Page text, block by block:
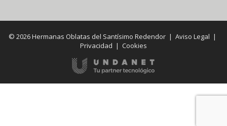
© 2026 Hermanas Oblatas del Santísimo Redendor |Aviso Legal |
Privacidad | Cookies